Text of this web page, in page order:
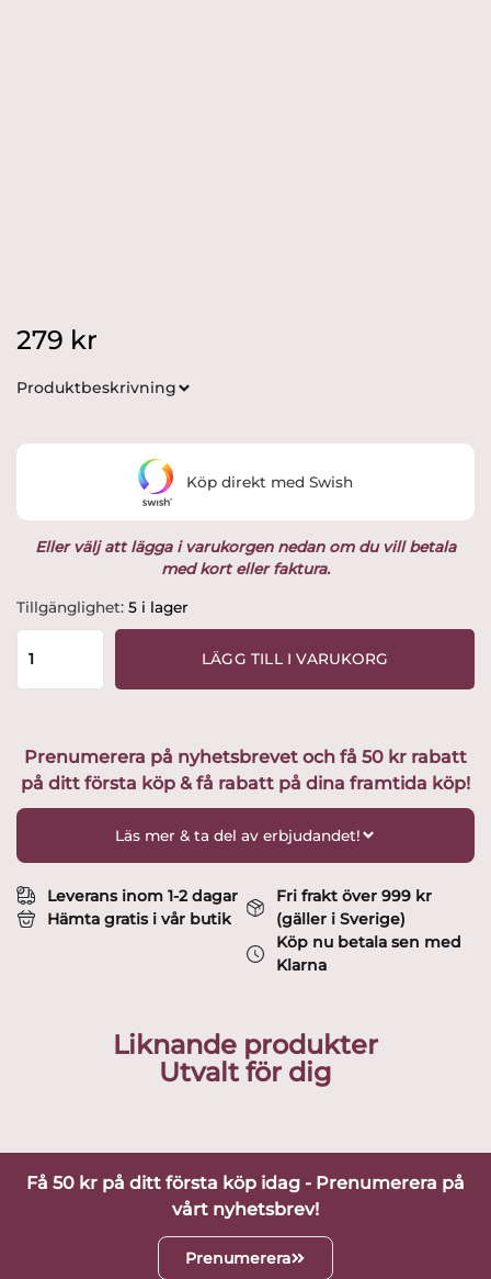
279 kr
Produktbeskrivning
Eller välj att lägga i varukorgen nedan om du vill betala
med kort eller faktura.
Tillgänglighet: 5 i lager
Spring
Emotions
Tandpetshållare
cm
mängd
LÄGG TILL I VARUKORG
Köp direkt med Swish
Prenumerera på nyhetsbrevet och få 50 kr rabatt
på ditt första köp & få rabatt på dina framtida köp!
Läs mer & ta del av erbjudandet!
Leverans inom 1-2 dagar
Hämta gratis i vår butik
Fri frakt över 999 kr
(gäller i Sverige)
Köp nu betala sen med
Klarna
Liknande produkter
Utvalt för dig
Få 50 kr på ditt första köp idag - Prenumerera på
vårt nyhetsbrev!
Prenumerera